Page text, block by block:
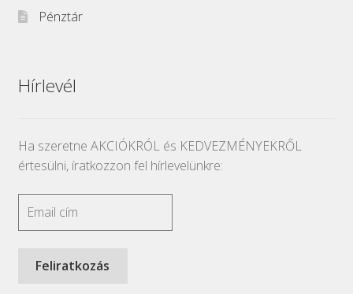
Pénztár
Hírlevél
Ha szeretne AKCIÓKRÓL és KEDVEZMÉNYEKRŐL
értesülni, íratkozzon fel hírlevelünkre: